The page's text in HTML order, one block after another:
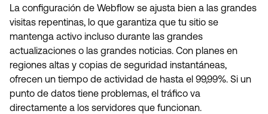
La configuración de Webflow se ajusta bien a las grandes
visitas repentinas, lo que garantiza que tu sitio se
mantenga activo incluso durante las grandes
actualizaciones o las grandes noticias. Con planes en
regiones altas y copias de seguridad instantáneas,
ofrecen un tiempo de actividad de hasta el 99,99%. Si un
punto de datos tiene problemas, el tráfico va
directamente a los servidores que funcionan.